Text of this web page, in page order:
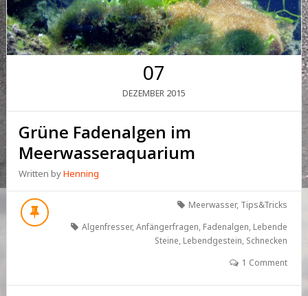
07
DEZEMBER 2015
Grüne Fadenalgen im
Meerwasseraquarium
Written byHenning
Meerwasser, Tips&Tricks
Algenfresser,Anfängerfragen, Fadenalgen, Lebende
Steine, Lebendgestein, Schnecken
1 Comment